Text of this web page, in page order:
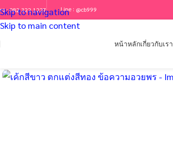
Skip to navigation
Skip to main content
ร :082 322 1227 Line : @cb999
หน้าหลักเกี่ยวกับเรา